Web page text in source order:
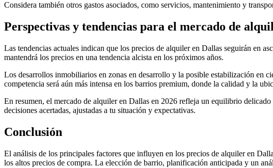
Considera también otros gastos asociados, como servicios, mantenimiento y
Perspectivas y tendencias para el mercado de
Las tendencias actuales indican que los precios de alquiler en Dallas seguirán en
mantendrá los precios en una tendencia alcista en los próximos años.
Los desarrollos inmobiliarios en zonas en desarrollo y la posible estabilización en
competencia será aún más intensa en los barrios premium, donde la calidad y la
En resumen, el mercado de alquiler en Dallas en 2026 refleja un equilibrio
decisiones acertadas, ajustadas a tu situación y expectativas.
Conclusión
El análisis de los principales factores que influyen en los precios de alquiler en
los altos precios de compra. La elección de barrio, planificación anticipada y un